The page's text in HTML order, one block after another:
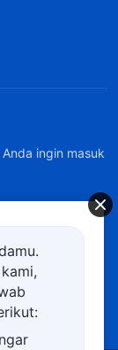
ingin masuk